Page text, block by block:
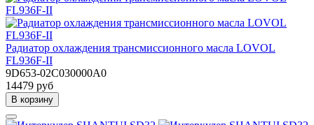
Радиатор охлаждения трансмиссионного масла LOVOL
FL936F-II
9D653-02C030000A0
14479 руб
В корзину